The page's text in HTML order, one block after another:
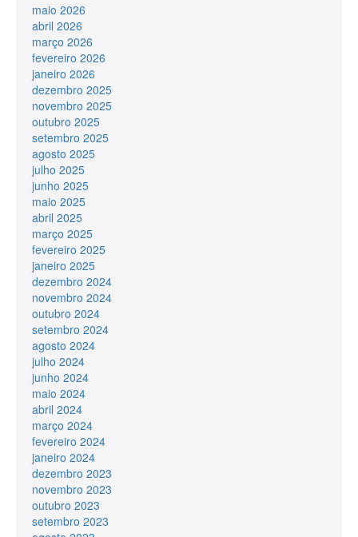
maio 2026
abril 2026
março 2026
fevereiro 2026
janeiro 2026
dezembro 2025
novembro 2025
outubro 2025
setembro 2025
agosto 2025
julho 2025
junho 2025
maio 2025
abril 2025
março 2025
fevereiro 2025
janeiro 2025
dezembro 2024
novembro 2024
outubro 2024
setembro 2024
agosto 2024
julho 2024
junho 2024
maio 2024
abril 2024
março 2024
fevereiro 2024
janeiro 2024
dezembro 2023
novembro 2023
outubro 2023
setembro 2023